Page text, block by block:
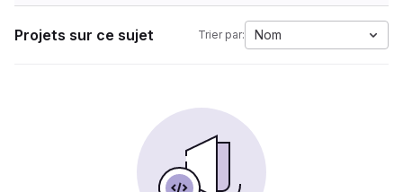
Projets sur ce sujet Trier par: Nom